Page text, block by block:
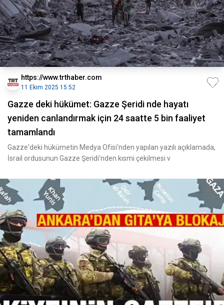
https://www.trthaber.com
11 Ekim 2025 15:52
Gazze deki hükümet: Gazze Şeridi nde hayatı
yeniden canlandırmak için 24 saatte 5 bin faaliyet
tamamlandı
Gazze'deki hükümetin Medya Ofisi'nden yapılan yazılı açıklamada,
İsrail ordusunun Gazze Şeridi'nden kısmi çekilmesi v